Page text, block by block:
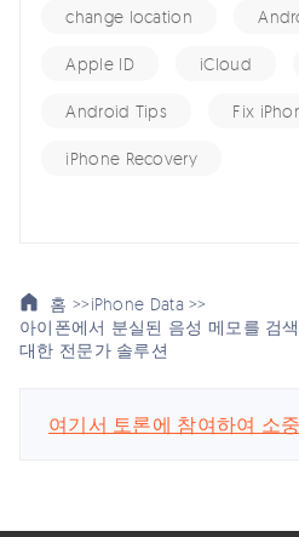
change location
Apple ID iCloud
Android Tips Fix
iPhone Recovery
홈 >>iPhone Data >>
아이폰에서 분실된 음성 메모를 검
대한 전문가 솔루션
여기서 토론에 참여하여 소